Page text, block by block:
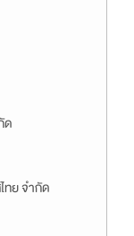
ด
ทย จำกัด